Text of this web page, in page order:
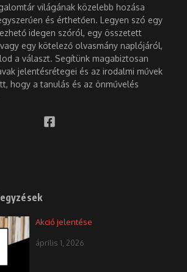
világának közelebb hozása
és érthetően. Legyen szó egy
idegen szóról, egy összetett
egy kötelező olvasmány naplójáról,
a választ. Segítünk magabiztosan
jelentésrétegei és az irodalmi művek
hogy a tanulás és az önművelés
Akció jelentése
április 1, 2026